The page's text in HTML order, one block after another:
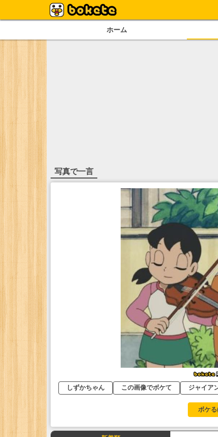
ホーム
写真で一言
しずかちゃん この画像でボケて ジャイア
ボケる